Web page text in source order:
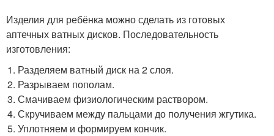
Изделия для ребёнка можно сделать из готовых
аптечных ватных дисков. Последовательность
изготовления:
Разделяем ватный диск на 2 слоя.
Разрываем пополам.
Смачиваем физиологическим раствором.
Скручиваем между пальцами до получения жгутика.
Уплотняем и формируем кончик.